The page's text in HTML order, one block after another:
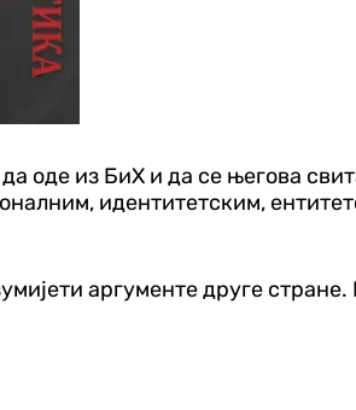
оде из БиХ и да се његова
идентитетским,
аргументе друге